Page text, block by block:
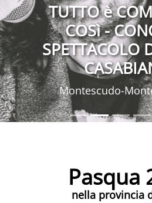
TUTTO è
COSì -
SPETTACOLO
Montescudo-
Pasqua
nella provincia